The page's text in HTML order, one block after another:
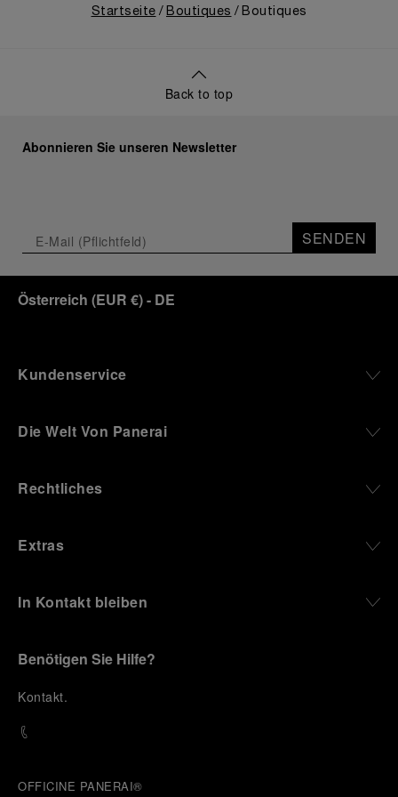
Startseite Boutiques Boutiques
Back to top
Abonnieren Sie unseren Newsletter
SENDEN
Österreich (EUR €)- DE
Kundenservice
Die Welt Von Panerai
Rechtliches
Extras
In Kontakt bleiben
Benötigen Sie Hilfe?
Kontakt.
OFFICINE PANERAI®